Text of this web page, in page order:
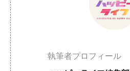
執筆者プロフィール